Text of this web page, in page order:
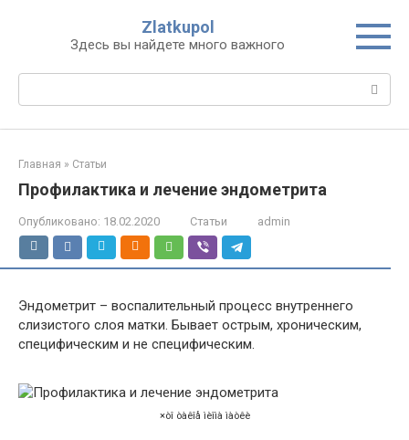
Zlatkupol
Здесь вы найдете много важного
Поиск:
Главная » Статьи
Профилактика и лечение эндометрита
Опубликовано: 18.02.2020 Статьи admin
Эндометрит – воспалительный процесс внутреннего
слизистого слоя матки. Бывает острым, хроническим,
специфическим и не специфическим.
×òî òàêîå ìèîìà ìàòêè